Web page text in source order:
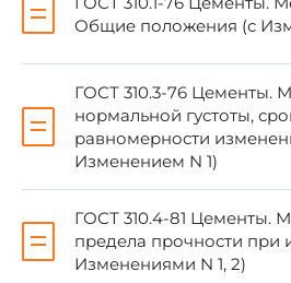
ГОСТ 310.3-76
ГОСТ 3118-77
ГОСТ 3760-79
ГОСТ 4233-77
ГОСТ 5833-75
Общие положения (с
ГОСТ 310.3-76 Цементы.
нормальной густоты,
равномерности
Изменением N 1)
ГОСТ 310.4-81 Цементы.
предела прочности при
Изменениями N 1, 2)